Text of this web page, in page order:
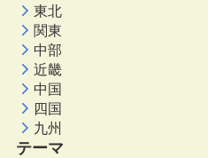
東北
関東
中部
近畿
中国
四国
九州
テーマ